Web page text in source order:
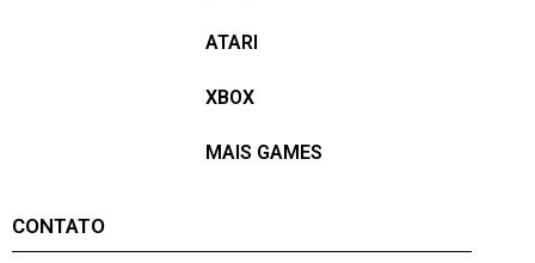
ATARI
XBOX
MAIS GAMES
CONTATO